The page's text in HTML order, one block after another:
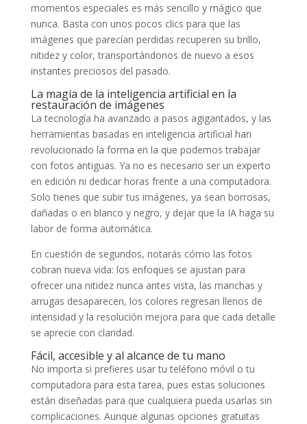
momentos especiales es más sencillo y mágico que
nunca. Basta con unos pocos clics para que las
imágenes que parecían perdidas recuperen su brillo,
nitidez y color, transportándonos de nuevo a esos
instantes preciosos del pasado.
La magia de la inteligencia artificial en la
restauración de imágenes
La tecnología ha avanzado a pasos agigantados, y las
herramientas basadas en inteligencia artificial han
revolucionado la forma en la que podemos trabajar
con fotos antiguas. Ya no es necesario ser un experto
en edición ni dedicar horas frente a una computadora.
Solo tienes que subir tus imágenes, ya sean borrosas,
dañadas o en blanco y negro, y dejar que la IA haga su
labor de forma automática.
En cuestión de segundos, notarás cómo las fotos
cobran nueva vida: los enfoques se ajustan para
ofrecer una nitidez nunca antes vista, las manchas y
arrugas desaparecen, los colores regresan llenos de
intensidad y la resolución mejora para que cada detalle
se aprecie con claridad.
Fácil, accesible y al alcance de tu mano
No importa si prefieres usar tu teléfono móvil o tu
computadora para esta tarea, pues estas soluciones
están diseñadas para que cualquiera pueda usarlas sin
complicaciones. Aunque algunas opciones gratuitas